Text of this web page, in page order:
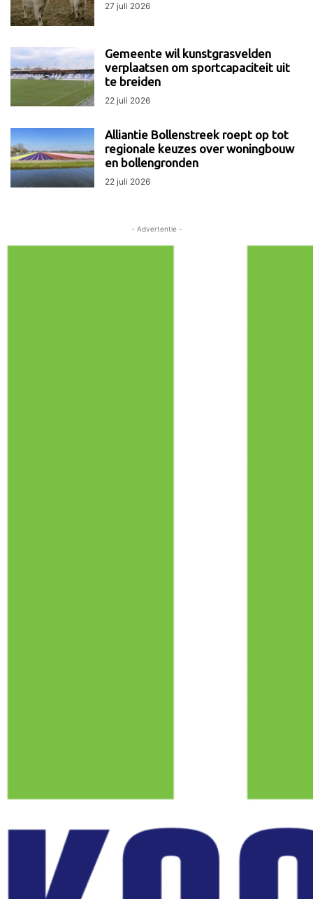
27 juli 2026
Gemeente wil kunstgrasvelden
verplaatsen om sportcapaciteit uit
te breiden
22 juli 2026
Alliantie Bollenstreek roept op tot
regionale keuzes over woningbouw
en bollengronden
22 juli 2026
- Advertentie -